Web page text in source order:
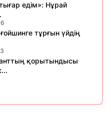
едім»: Нұрай
тұрғын үйдің
қорытындысы